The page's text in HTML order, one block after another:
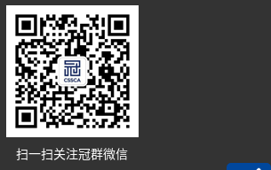
扫一扫关注冠群微信